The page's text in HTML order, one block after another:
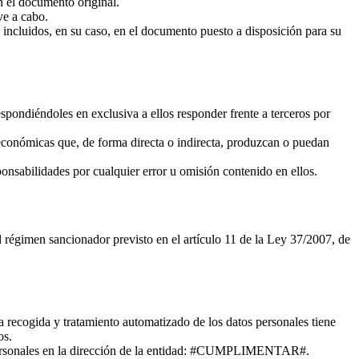
a cabo.
en su caso, en el documento puesto a disposición para su
en exclusiva a ellos responder frente a terceros por
que, de forma directa o indirecta, produzcan o puedan
por cualquier error u omisión contenido en ellos.
sancionador previsto en el artículo 11 de la Ley 37/2007, de
y tratamiento automatizado de los datos personales tiene
en la dirección de la entidad: #CUMPLIMENTAR#.